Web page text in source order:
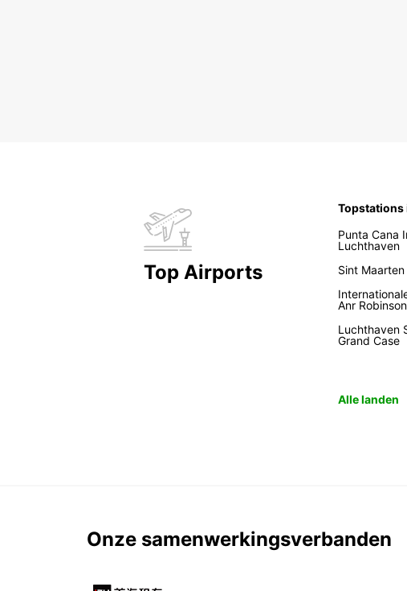
Top Airports
Topstations
Punta Cana
Luchthaven
Sint Maarten
Anr Robinson
Luchthaven
Grand Case
Alle landen
Onze samenwerkingsverbanden